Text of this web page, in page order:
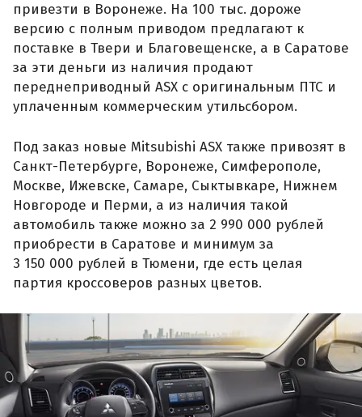
привезти в Воронеже. На 100 тыс. дороже
версию с полным приводом предлагают к
поставке в Твери и Благовещенске, а в Саратове
за эти деньги из наличия продают
переднеприводный ASX с оригинальным ПТС и
уплаченным коммерческим утильсбором.
Под заказ новые Mitsubishi ASX также привозят в
Санкт-Петербурге, Воронеже, Симферополе,
Москве, Ижевске, Самаре, Сыктывкаре, Нижнем
Новгороде и Перми, а из наличия такой
автомобиль также можно за 2 990 000 рублей
приобрести в Саратове и минимум за
3 150 000 рублей в Тюмени, где есть целая
партия кроссоверов разных цветов.